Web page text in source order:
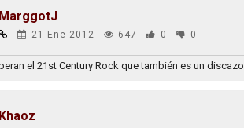
MarggotJ
21 Ene 2012 647 0 0
el 21st Century Rock que también es un discazo
Khaoz